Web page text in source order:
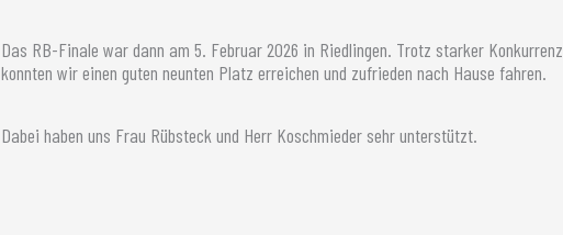
Das RB-Finale war dann am 5. Februar 2026 in Riedlingen. Trotz starker Konkurrenz
konnten wir einen guten neunten Platz erreichen und zufrieden nach Hause fahren.
Dabei haben uns Frau Rübsteck und Herr Koschmieder sehr unterstützt.